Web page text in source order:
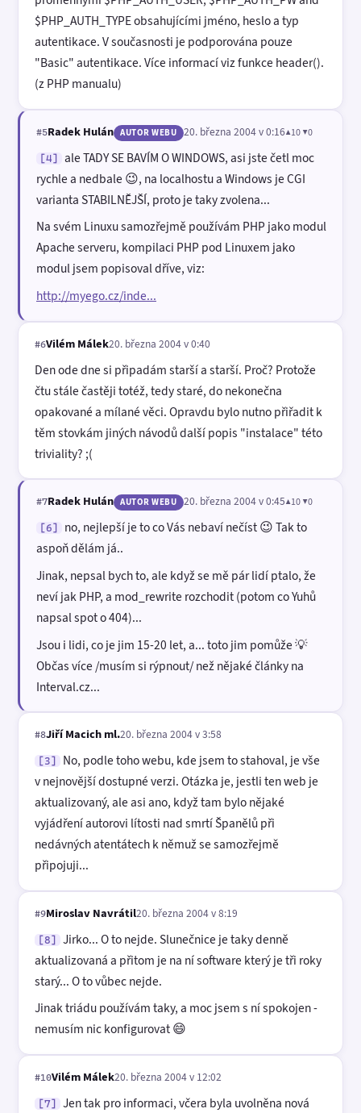
$PHP_AUTH_TYPE obsahujícími jméno, heslo a typ
autentikace. V současnosti je podporována pouze
"Basic" autentikace. Více informací viz funkce header().
(z PHP manualu)
#5Radek Hulán AUTOR WEBU 20. března 2004 v 0:16▲10 ▼0
[4]
ale TADY SE BAVÍM O WINDOWS, asi jste četl moc
rychle a nedbale 😉, na localhostu a Windows je CGI
varianta STABILNĚJŠÍ, proto je taky zvolena...
Na svém Linuxu samozřejmě používám PHP jako modul
Apache serveru, kompilaci PHP pod Linuxem jako
modul jsem popisoval dříve, viz:
http://myego.cz/inde...
#6Vilém Málek20. března 2004 v 0:40
Den ode dne si připadám starší a starší. Proč? Protože
čtu stále častěji totéž, tedy staré, do nekonečna
opakované a mílané věci. Opravdu bylo nutno přiřadit k
těm stovkám jiných návodů další popis "instalace" této
triviality? ;(
#7Radek Hulán AUTOR WEBU 20. března 2004 v 0:45▲10 ▼0
[6]
no, nejlepší je to co Vás nebaví nečíst 😉 Tak to
aspoň dělám já..
Jinak, nepsal bych to, ale když se mě pár lidí ptalo, že
neví jak PHP, a mod_rewrite rozchodit (potom co Yuhů
napsal spot o 404)...
Jsou i lidi, co je jim 15-20 let, a... toto jim pomůže 💡
Občas více /musím si rýpnout/ než nějaké články na
Interval.cz...
#8Jiří Macich ml.20. března 2004 v 3:58
[3]
No, podle toho webu, kde jsem to stahoval, je vše
v nejnovější dostupné verzi. Otázka je, jestli ten web je
aktualizovaný, ale asi ano, když tam bylo nějaké
vyjádření autorovi lítosti nad smrtí Španělů při
nedávných atentátech k němuž se samozřejmě
připojuji...
#9Miroslav Navrátil20. března 2004 v 8:19
[8]
Jirko... O to nejde. Slunečnice je taky denně
aktualizovaná a přitom je na ní software který je tři roky
starý... O to vůbec nejde.
Jinak triádu používám taky, a moc jsem s ní spokojen -
nemusím nic konfigurovat 😄
#10Vilém Málek20. března 2004 v 12:02
[7]
Jen tak pro informaci, včera byla uvolněna nová